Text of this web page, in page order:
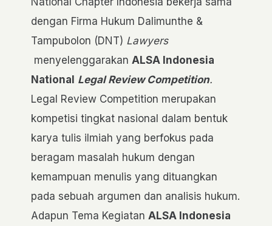
dengan Firma Hukum Dalimunthe &
Tampubolon (DNT) Lawyers
menyelenggarakan ALSA Indonesia
National Legal Review Competition.
Legal Review Competition merupakan
kompetisi tingkat nasional dalam bentuk
karya tulis ilmiah yang berfokus pada
beragam masalah hukum dengan
kemampuan menulis yang dituangkan
pada sebuah argumen dan analisis hukum.
Adapun Tema Kegiatan ALSA Indonesia